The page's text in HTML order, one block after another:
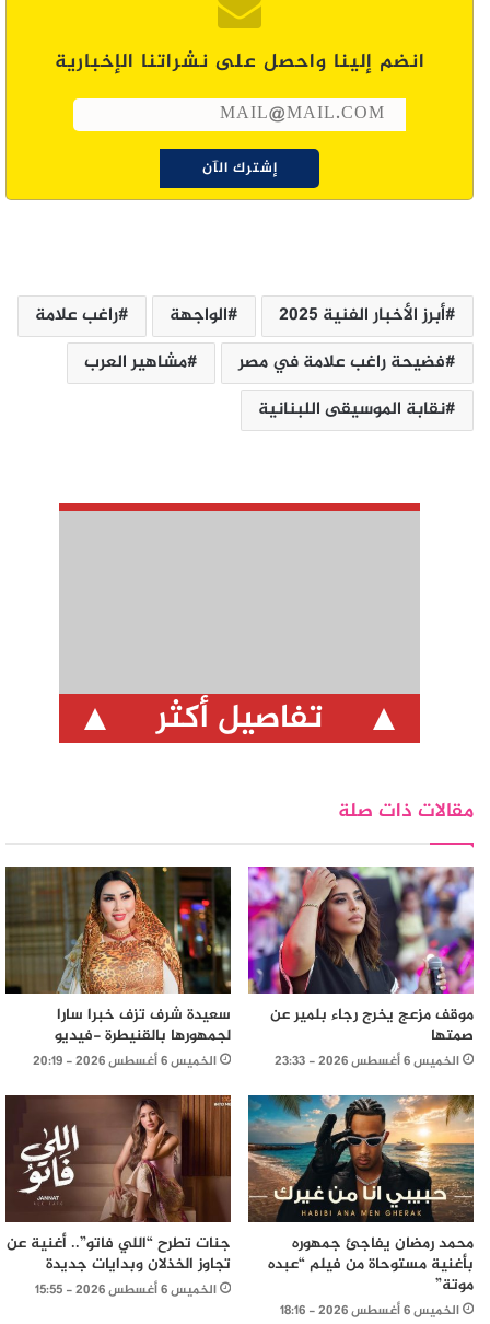
انضم إلينا واحصل على نشراتنا الإخبارية
أبرز الأخبار الفنية 2025 الواجهة
راغب علامة
فضيحة راغب علامة في مصر
مشاهير العرب
نقابة الموسيقى اللبنانية
تفاصيل أكثر
مقالات ذات صلة
موقف مزعج يخرج رجاء بلمير عن
صمتها
الخميس 6 أغسطس 2026 - 23:33
سعيدة شرف تزف خبرا سارا
لجمهورها بالقنيطرة -فيديو
الخميس 6 أغسطس 2026 - 20:19
محمد رمضان يفاجئ جمهوره
بأغنية مستوحاة من فيلم “عبده
موتة”
الخميس 6 أغسطس 2026 - 18:16
جنات تطرح “اللي فاتو”.. أغنية عن
تجاوز الخذلان وبدايات جديدة
الخميس 6 أغسطس 2026 - 15:55